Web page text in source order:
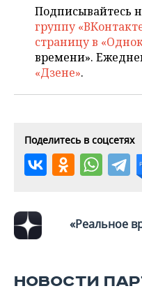
Подписывайтесь
группу
страницу в
времени».
«Дзене».
Поделитесь в соцсетях
«Реальное
НОВОСТИ